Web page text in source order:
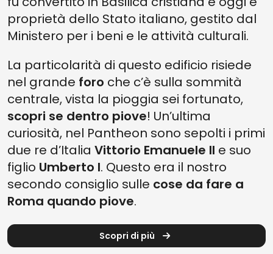
proprietà dello Stato italiano, gestito dal
Ministero per i beni e le attività culturali.
La particolarità di questo edificio risiede
nel grande foro che c’è sulla sommità
centrale, vista la pioggia sei fortunato,
scopri se dentro piove! Un’ultima
curiosità, nel Pantheon sono sepolti i primi
due re d’Italia Vittorio Emanuele II e suo
figlio Umberto I. Questo era il nostro
secondo consiglio sulle cose da fare a
Roma quando piove.
Scopri di più